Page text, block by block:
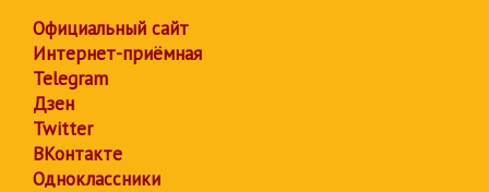
Официальный сайт
Интернет-приёмная
Telegram
Дзен
Twitter
ВКонтакте
Одноклассники